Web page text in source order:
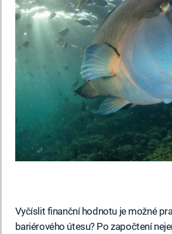
Vyčíslit finanční hodnotu je možné
bariérového útesu? Po započtení